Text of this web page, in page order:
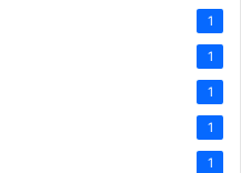
1
1
1
1
1